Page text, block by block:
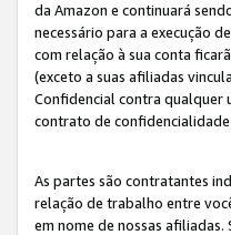
da Amazon e continuará
necessário para a execução
com relação à sua conta
(exceto a suas afiliadas
Confidencial contra qualquer
contrato de
As partes são contratantes
relação de trabalho entre
em nome de nossas